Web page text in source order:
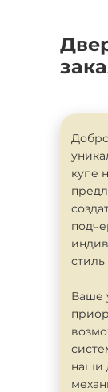
купе
Ваше
наши